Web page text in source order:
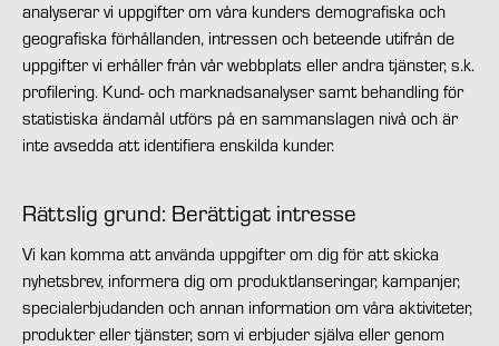
analyserar vi uppgifter om våra kunders demografiska och
geografiska förhållanden, intressen och beteende utifrån de
uppgifter vi erhåller från vår webbplats eller andra tjänster, s.k.
profilering. Kund- och marknadsanalyser samt behandling för
statistiska ändamål utförs på en sammanslagen nivå och är
inte avsedda att identifiera enskilda kunder.
Rättslig grund: Berättigat intresse
Vi kan komma att använda uppgifter om dig för att skicka
nyhetsbrev, informera dig om produktlanseringar, kampanjer,
specialerbjudanden och annan information om våra aktiviteter,
produkter eller tjänster, som vi erbjuder själva eller genom